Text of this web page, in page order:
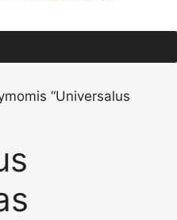
“Universalus